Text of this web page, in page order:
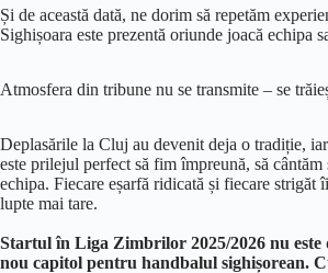
Și de această dată, ne dorim să repetăm
Sighișoara este prezentă oriunde joacă echipa
Atmosfera din tribune nu se transmite – se
Deplasările la Cluj au devenit deja o tradiție,
este prilejul perfect să fim împreună, să cântăm
echipa. Fiecare eșarfă ridicată și fiecare strigăt
lupte mai tare.
Startul în Liga Zimbrilor 2025/2026 nu este
nou capitol pentru handbalul sighișorean.